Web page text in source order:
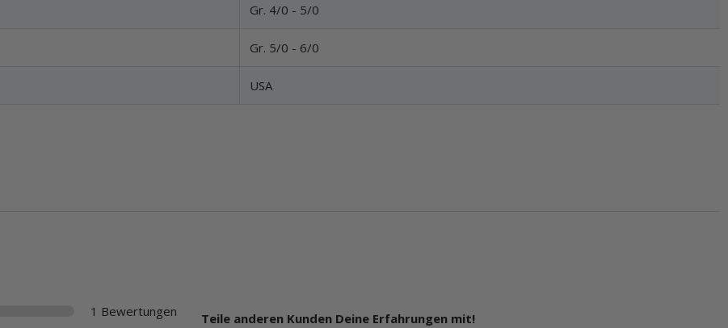
Gr. 4/0 - 5/0
Gr. 5/0 - 6/0
USA
1 Bewertungen Teile anderen Kunden Deine Erfahrungen mit!